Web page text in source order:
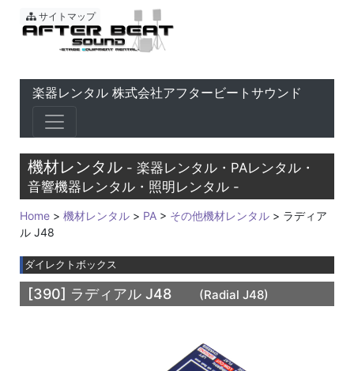
東京 音響会社・PA・楽器レ
サイトマップ
楽器レンタル 株式会社アフタービートサウンド
機材レンタル - 楽器レンタル・PAレンタル・
音響機器レンタル・照明レンタル -
Home > 機材レンタル > PA > その他機材レンタル > ラディア
ル J48
ダイレクトボックス
[390] ラディアル J48 (Radial J48)